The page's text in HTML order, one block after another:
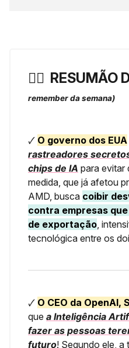
🏃‍♀️ ️ RESUMÃO
remember da semana)
🗸 O governo dos EUA
rastreadores
chips de IA para evitar
medida, que já afetou
AMD, busca coibir
contra empresas
de exportação,
tecnológica entre os
🗸 O CEO da OpenAI,
que a Inteligência
fazer as pessoas
futuro! Segundo ele, a